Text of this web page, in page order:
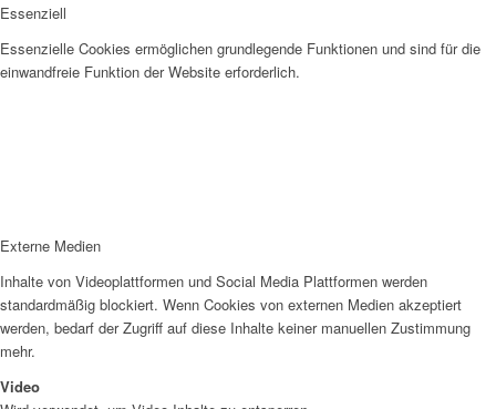
Essenziell
Essenzielle Cookies ermöglichen grundlegende Funktionen und sind für die
einwandfreie Funktion der Website erforderlich.
Externe Medien
Inhalte von Videoplattformen und Social Media Plattformen werden
standardmäßig blockiert. Wenn Cookies von externen Medien akzeptiert
werden, bedarf der Zugriff auf diese Inhalte keiner manuellen Zustimmung
mehr.
Video